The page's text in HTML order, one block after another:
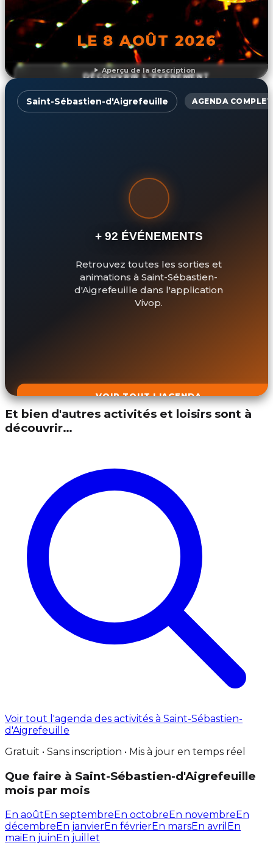
Aperçu de la description
LE 8 AOÛT 2026
DÉCOUVRIR L'ÉVÉNEMENT
Saint-Sébastien-d'Aigrefeuille AGENDA COMPLET
+ 92 ÉVÉNEMENTS
Retrouvez toutes les sorties et
animations à Saint-Sébastien-
d'Aigrefeuille dans l'application
Vivop.
VOIR TOUT L'AGENDA
Et bien d'autres activités et loisirs sont à
découvrir…
Voir tout l'agenda des activités à Saint-Sébastien-
d'Aigrefeuille
Gratuit • Sans inscription • Mis à jour en temps réel
Que faire à Saint-Sébastien-d'Aigrefeuille
mois par mois
En aoûtEn septembreEn octobreEn novembreEn
décembreEn janvierEn févrierEn marsEn avril En
maiEn juinEn juillet